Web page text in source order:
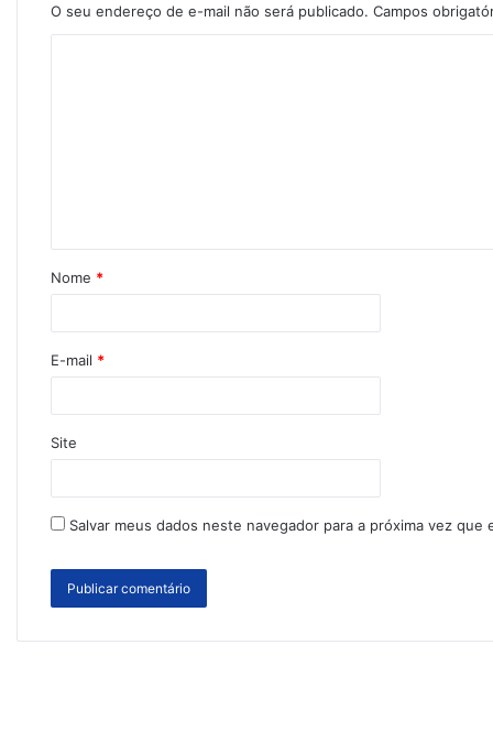
O seu endereço de e-mail não será publicado. Campos
Nome *
E-mail *
Site
Salvar meus dados neste navegador para a próxima vez que